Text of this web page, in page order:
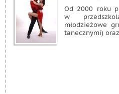
Od 2000 roku
w
młodzieżowe
tanecznymi)